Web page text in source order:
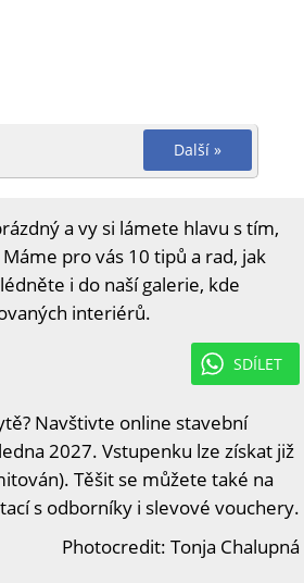
Další »
a vy si lámete hlavu s tím,
pro vás 10 tipů a rad, jak
i do naší galerie, kde
interiérů.
SDÍLET
Navštivte online stavební
2027. Vstupenku lze získat již
Těšit se můžete také na
s odborníky i slevové vouchery.
Photocredit: Tonja Chalupná